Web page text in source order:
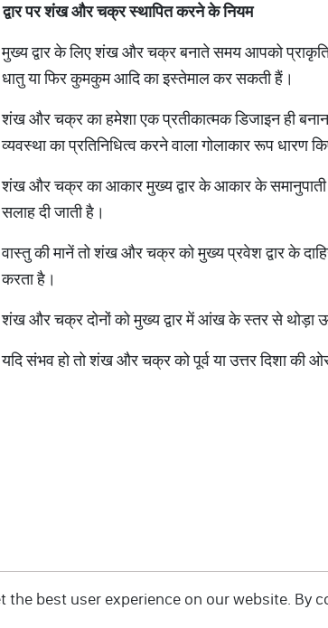
पर शंख और चक्र स्थापित करने के नियम
मुख्य द्वार के लिए शंख और चक्र बनाते समय आपको
धातु या फिर कुमकुम आदि का इस्तेमाल कर सकती हैं।
शंख और चक्र का हमेशा एक प्रतीकात्मक डिजाइन ही
व्यवस्था का प्रतिनिधित्व करने वाला गोलाकार रूप धारण
शंख और चक्र का आकार मुख्य द्वार के आकार के
सलाह दी जाती है।
वास्तु की मानें तो शंख और चक्र को मुख्य प्रवेश द्वार के
करता है।
शंख और चक्र दोनों को मुख्य द्वार में आंख के स्तर से थोड़ा
यदि संभव हो तो शंख और चक्र को पूर्व या उत्तर दिशा की
the best user experience on our website. By